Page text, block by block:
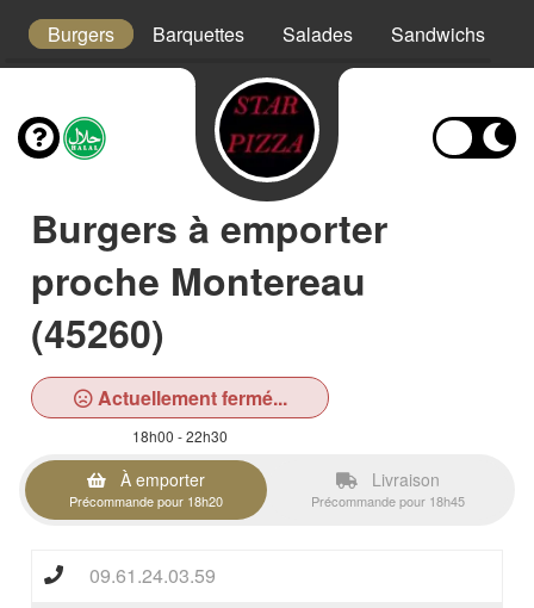
Burgers Barquettes Salades Sandwichs
Burgers à emporter
proche Montereau
(45260)
Actuellement fermé...
18h00 - 22h30
À emporter
Précommande pour 18h20
Livraison
Précommande pour 18h45
09.61.24.03.59